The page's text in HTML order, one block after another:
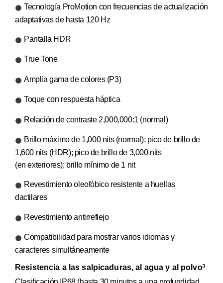
Tecnología ProMotion con frecuencias de actualización
adaptativas de hasta 120 Hz
Pantalla HDR
True Tone
Amplia gama de colores (P3)
Toque con respuesta háptica
Relación de contraste 2,000,000:1 (normal)
Brillo máximo de 1,000 nits (normal); pico de brillo de
1,600 nits (HDR); pico de brillo de 3,000 nits
(en exteriores); brillo mínimo de 1 nit
Revestimiento oleofóbico resistente a huellas
dactilares
Revestimiento antirreflejo
Compatibilidad para mostrar varios idiomas y
caracteres simultáneamente
Resistencia a las salpicaduras, al agua y al polvo3